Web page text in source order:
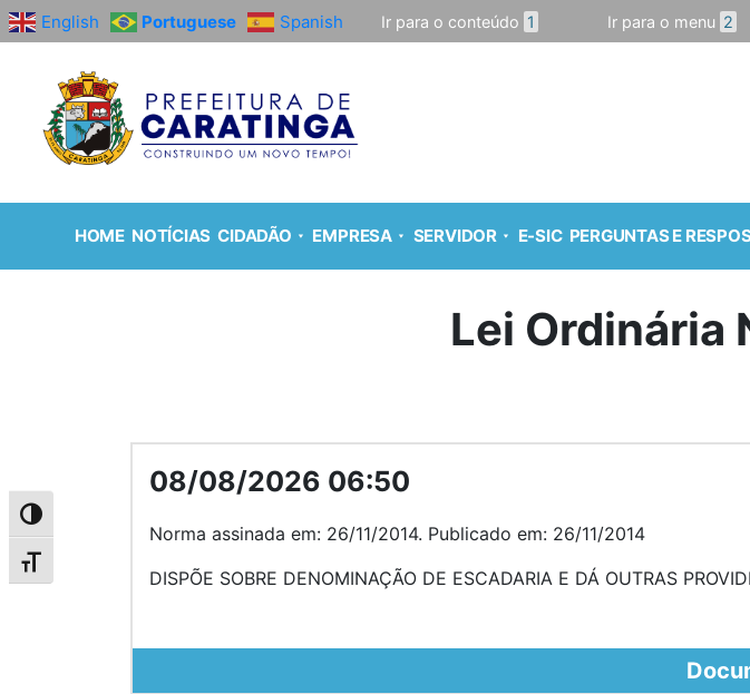
Alternar alto contraste
Alternar tamanho da fonte
English Portuguese Spanish Ir para o conteúdo 1 Ir para o menu 2
HOME NOTÍCIAS CIDADÃO EMPRESA SERVIDOR E-SIC PERGUNTAS E
Lei Ordinária
08/08/2026 06:50
Norma assinada em: 26/11/2014. Publicado em: 26/11/2014
DISPÕE SOBRE DENOMINAÇÃO DE ESCADARIA E DÁ OUTRAS